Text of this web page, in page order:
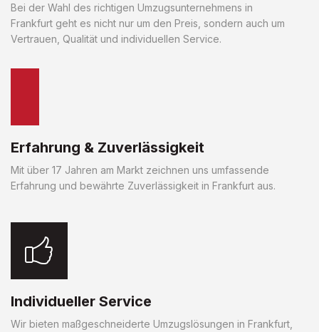
Bei der Wahl des richtigen Umzugsunternehmens in
Frankfurt geht es nicht nur um den Preis, sondern auch um
Vertrauen, Qualität und individuellen Service.
Erfahrung & Zuverlässigkeit
Mit über 17 Jahren am Markt zeichnen uns umfassende
Erfahrung und bewährte Zuverlässigkeit in Frankfurt aus.
Individueller Service
Wir bieten maßgeschneiderte Umzugslösungen in Frankfurt,